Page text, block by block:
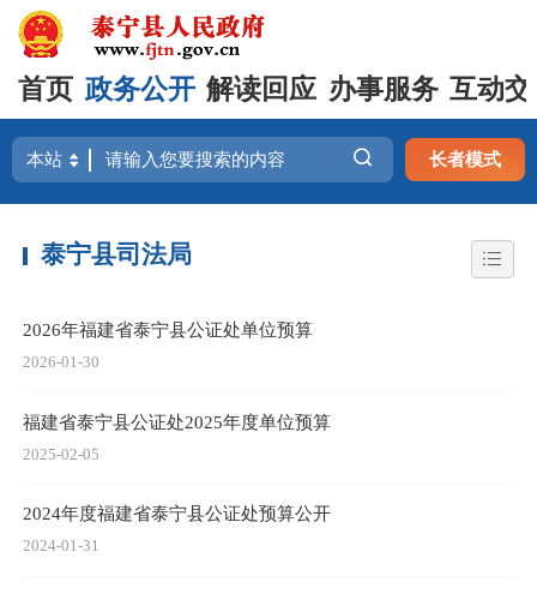
首页 政务公开 解读回应 办事服务 互动
长者模式
泰宁县司法局
2026年福建省泰宁县公证处单位预算
2026-01-30
福建省泰宁县公证处2025年度单位预算
2025-02-05
2024年度福建省泰宁县公证处预算公开
2024-01-31